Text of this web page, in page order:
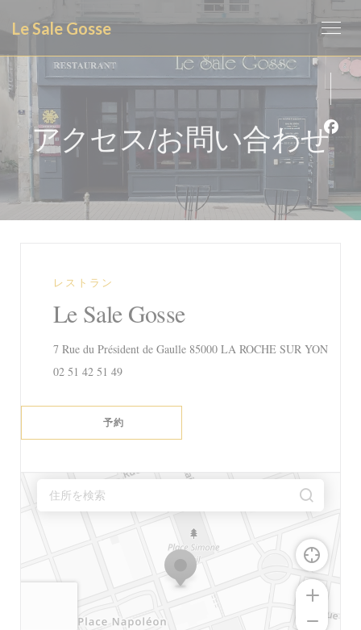
Le Sale Gosse
アクセス/お問い合わせ
レストラン
Le Sale Gosse
7 Rue du Président de Gaulle 85000 LA ROCHE SUR YON((新し
02 51 42 51 49
予約